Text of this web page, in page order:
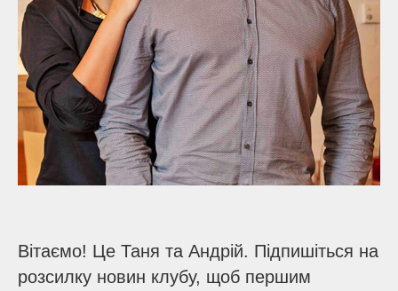
Вітаємо! Це Таня та Андрій. Підпишіться на
розсилку новин клубу, щоб першим